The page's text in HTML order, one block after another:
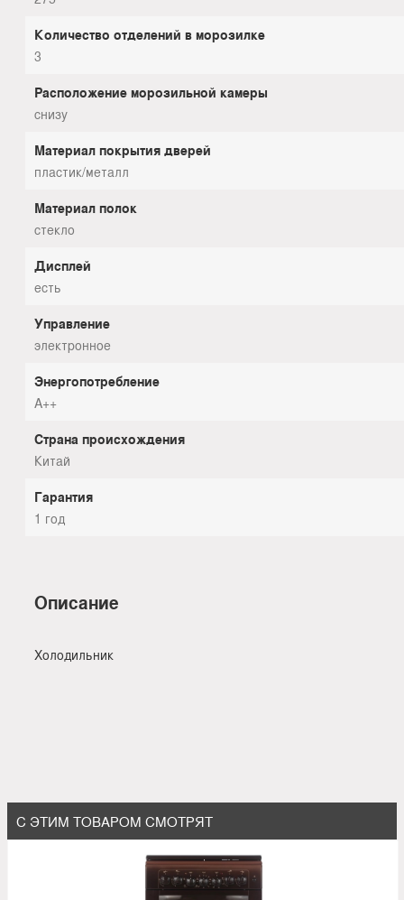
Количество отделений в морозилке
3
Расположение морозильной камеры
снизу
Материал покрытия дверей
пластик/металл
Материал полок
стекло
Дисплей
есть
Управление
электронное
Энергопотребление
A++
Страна происхождения
Китай
Гарантия
1 год
Описание
Холодильник
С ЭТИМ ТОВАРОМ СМОТРЯТ